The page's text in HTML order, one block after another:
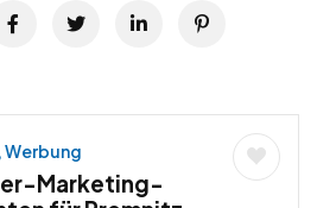
Marketing-